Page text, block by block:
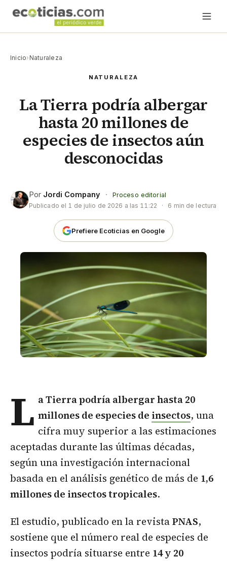
Inicio› Naturaleza
NATURALEZA
La Tierra podría albergar
hasta 20 millones de
especies de insectos aún
desconocidas
Por Jordi Company ·
Proceso editorial
Publicado el 1 de julio de 2026 a las 11:22 · 6 min de lectura
Prefiere Ecoticias en Google
L a Tierra podría albergar hasta 20
millones de especies de insectos, una
cifra muy superior a las estimaciones
aceptadas durante las últimas décadas,
según una investigación internacional
basada en el análisis genético de más de 1,6
millones de insectos tropicales.
El estudio, publicado en la revistaPNAS,
sostiene que el número real de especies de
insectos podría situarse entre 14 y 20